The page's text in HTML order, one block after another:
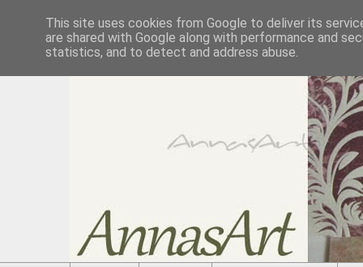
This site uses cookies from Google to deliver its
are shared with Google along with performance and
statistics, and to detect and address abuse.